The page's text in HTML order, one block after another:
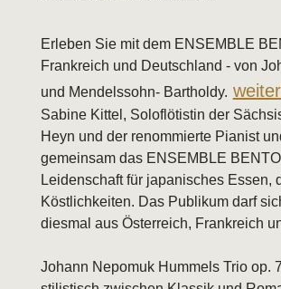
Erleben Sie mit dem ENSEMBLE
Frankreich und Deutschland - von
und Mendelssohn- Bartholdy. Weitere
Sabine Kittel, Soloflötistin der
Heyn und der renommierte Pianist
gemeinsam das ENSEMBLE
Leidenschaft für japanisches
Köstlichkeiten. Das Publikum darf
diesmal aus Österreich, Frankreich
Johann Nepomuk Hummels Trio op.